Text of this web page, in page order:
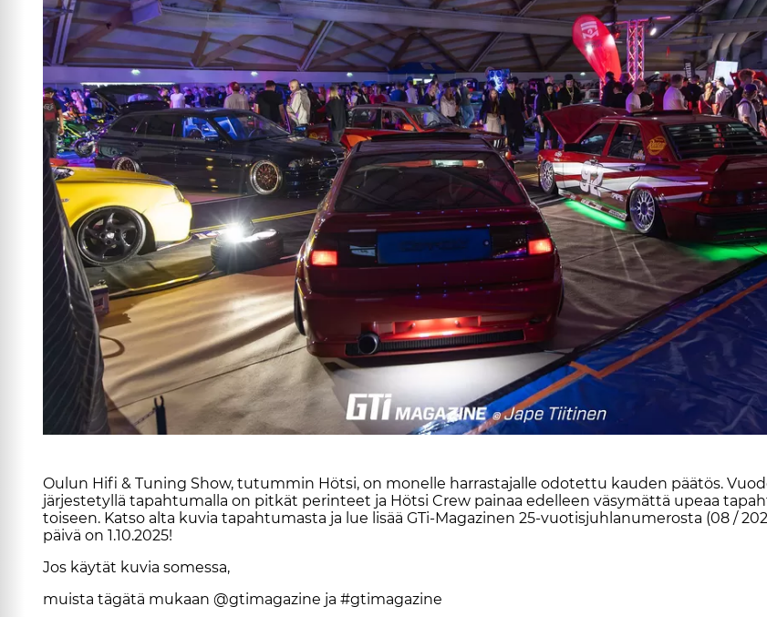
Ou­lun Hifi & Tu­ning Show, tu­tum­min Höt­si, on mo­nel­le har­ras­ta­jal­le odo­tet­tu kau­den pää­tös.
jär­jes­te­tyl­lä ta­pah­tu­mal­la on pit­kät pe­rin­teet ja Höt­si Crew pai­naa edel­leen vä­sy­mät­tä upe­aa
toi­seen. Kat­so al­ta ku­via ta­pah­tu­mas­ta ja lue li­sää GTi-Ma­ga­zi­nen 25-vuo­tis­juh­la­nu­me­ros­ta (08 /
päi­vä on 1.10.2025!
Jos käy­tät ku­via so­mes­sa,
muis­ta tä­gä­tä mu­kaan @gti­ma­ga­zi­ne ja #gti­ma­ga­zi­ne